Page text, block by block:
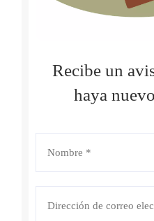
Recibe un
haya